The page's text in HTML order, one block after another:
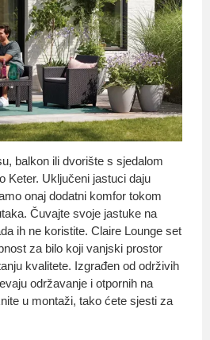
balkon ili dvorište s sjedalom
Keter. Uključeni jastuci daju
onaj dodatni komfor tokom
Čuvajte svoje jastuke na
ih ne koristite. Claire Lounge set
za bilo koji vanjski prostor
kvalitete. Izgrađen od održivih
održavanje i otpornih na
u montaži, tako ćete sjesti za